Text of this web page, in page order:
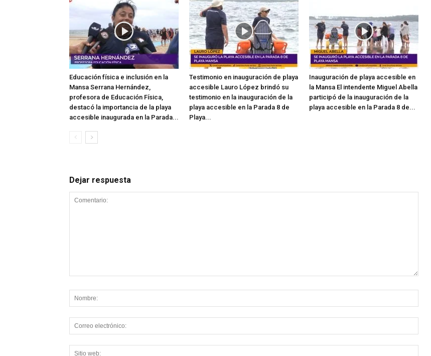
Educación física e inclusión en la
Mansa Serrana Hernández,
profesora de Educación Física,
destacó la importancia de la playa
accesible inaugurada en la Parada...
Testimonio en inauguración de playa
accesible Lauro López brindó su
testimonio en la inauguración de la
playa accesible en la Parada 8 de
Playa...
Inauguración de playa accesible en
la Mansa El intendente Miguel Abella
participó de la inauguración de la
playa accesible en la Parada 8 de...
Dejar respuesta